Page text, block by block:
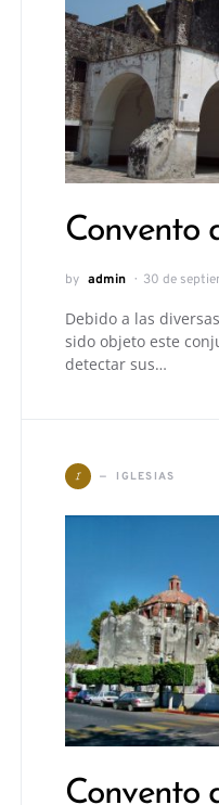
Convento
by admin 30 de
Debido a las
sido objeto este
detectar sus…
I IGLESIAS
Convento